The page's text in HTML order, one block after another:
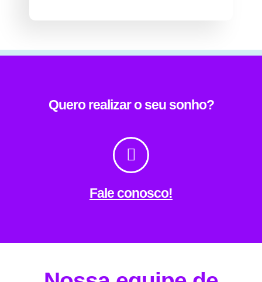
Quero realizar o seu sonho?
Fale conosco!